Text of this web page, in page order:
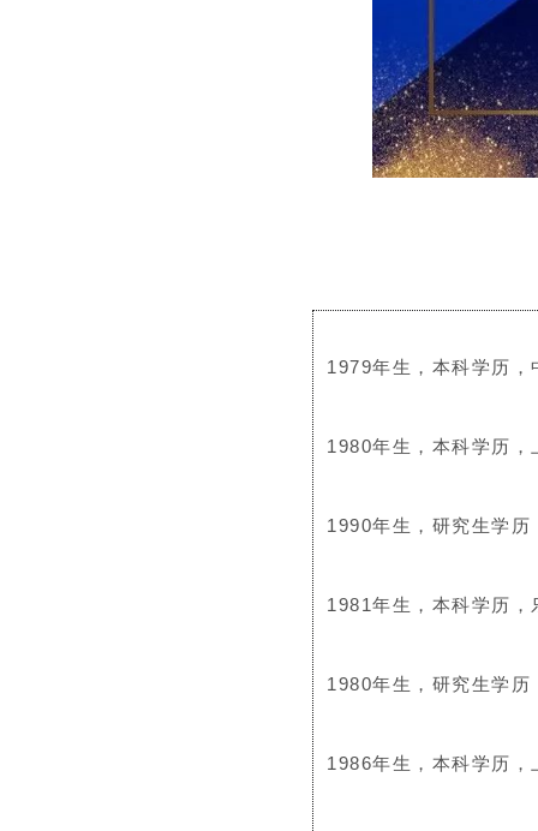
1979年生，本科学历
1980年生，本科学历
1990年生，研究生学
1981年生，本科学历
1980年生，研究生学
1986年生，本科学历